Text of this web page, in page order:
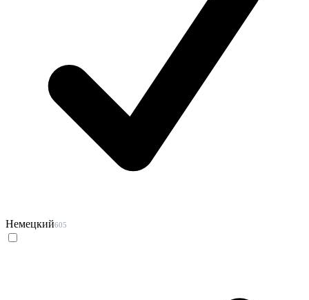
Немецкий605